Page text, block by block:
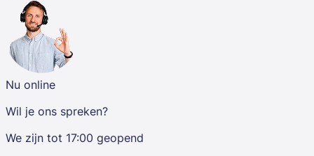
Nu online
Wil je ons spreken?
We zijn tot 17:00 geopend